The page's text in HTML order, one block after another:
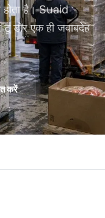
है। Suaid
डोर एक ही जवाबदेह
करें